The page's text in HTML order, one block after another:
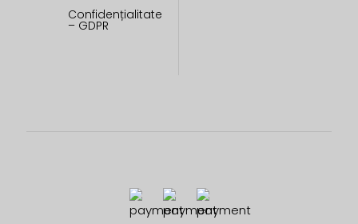
Confidențialitate
– GDPR